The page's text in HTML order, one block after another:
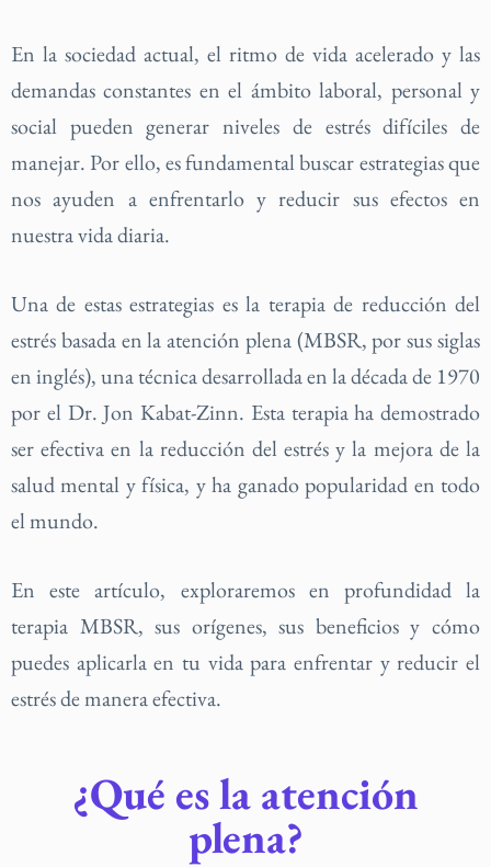
En la sociedad actual, el ritmo de vida acelerado y las
demandas constantes en el ámbito laboral, personal y
social pueden generar niveles de estrés difíciles de
manejar. Por ello, es fundamental buscar estrategias que
nos ayuden a enfrentarlo y reducir sus efectos en
nuestra vida diaria.
Una de estas estrategias es la terapia de reducción del
estrés basada en la atención plena (MBSR, por sus siglas
en inglés), una técnica desarrollada en la década de 1970
por el Dr. Jon Kabat-Zinn. Esta terapia ha demostrado
ser efectiva en la reducción del estrés y la mejora de la
salud mental y física, y ha ganado popularidad en todo
el mundo.
En este artículo, exploraremos en profundidad la
terapia MBSR, sus orígenes, sus beneficios y cómo
puedes aplicarla en tu vida para enfrentar y reducir el
estrés de manera efectiva.
¿Qué es la atención
plena?